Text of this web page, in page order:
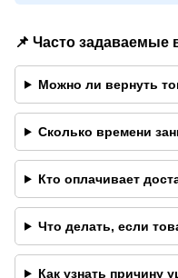
📌 Часто задаваемые
Можно ли вернуть
Сколько времени
Кто оплачивает
Что делать, если
Как узнать причину